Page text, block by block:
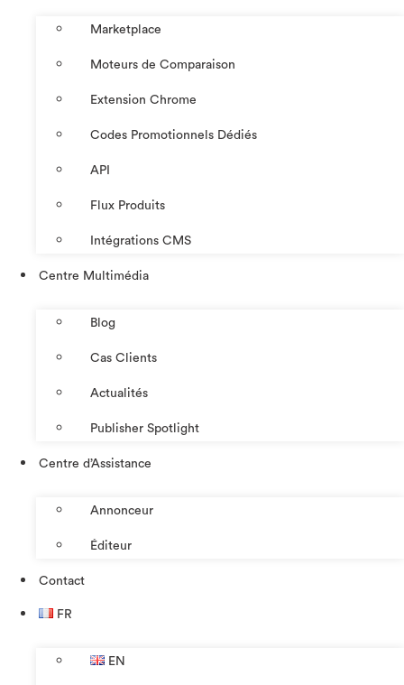
Marketplace
Moteurs de Comparaison
Extension Chrome
Codes Promotionnels Dédiés
API
Flux Produits
Intégrations CMS
Centre Multimédia
Blog
Cas Clients
Actualités
Publisher Spotlight
Centre d’Assistance
Annonceur
Éditeur
Contact
FR
EN